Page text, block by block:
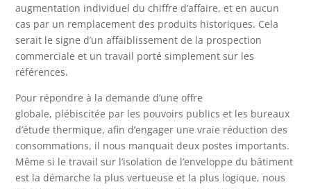
augmentation individuel du chiffre d’affaire, et en aucun
cas par un remplacement des produits historiques. Cela
serait le signe d’un affaiblissement de la prospection
commerciale et un travail porté simplement sur les
références.
Pour répondre à la demande d’une offre
globale, plébiscitée par les pouvoirs publics et les bureaux
d’étude thermique, afin d’engager une vraie réduction des
consommations, il nous manquait deux postes importants.
Même si le travail sur l’isolation de l’enveloppe du bâtiment
est la démarche la plus vertueuse et la plus logique, nous